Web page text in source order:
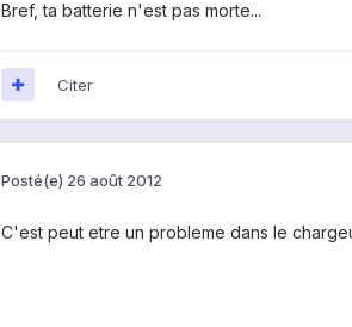
Bref, ta batterie n'est pas morte...
Citer
Posté(e) 26 août 2012
C'est peut etre un probleme dans le